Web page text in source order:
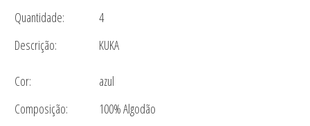
Azul
Quantidade:
4
Descrição:
KUKA
Cor:
azul
Composição:
100% Algodão